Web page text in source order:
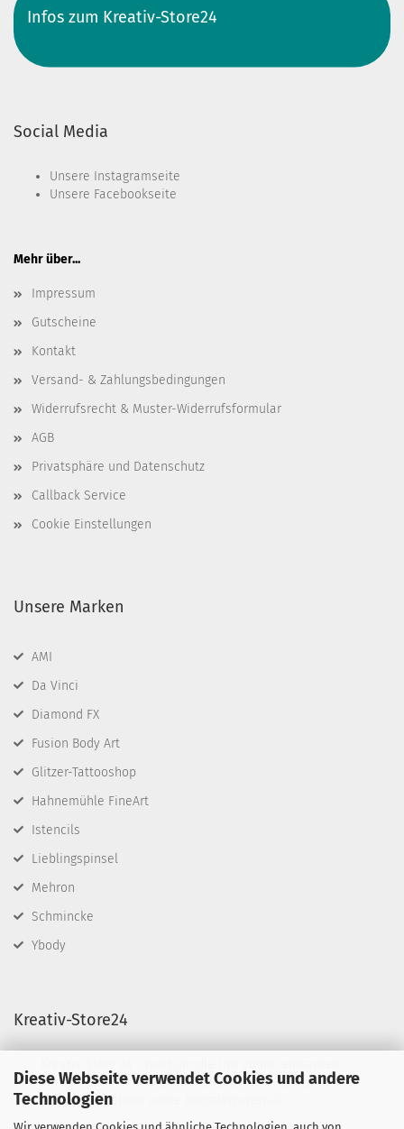
Diese Webseite verwendet Cookies und andere
Technologien
Wir verwenden Cookies und ähnliche Technologien, auch von
Infos zum Kreativ-Store24
Social Media
Unsere Instagramseite
Unsere Facebookseite
Mehr über...
Impressum
Gutscheine
Kontakt
Versand- & Zahlungsbedingungen
Widerrufsrecht & Muster-Widerrufsformular
AGB
Privatsphäre und Datenschutz
Callback Service
Cookie Einstellungen
Unsere Marken
AMI
Da Vinci
Diamond FX
Fusion Body Art
Glitzer-Tattooshop
Hahnemühle FineArt
Istencils
Lieblingspinsel
Mehron
Schmincke
Ybody
Kreativ-Store24
Wir führen Schminkfarben von Diamond FX, Fusion
BodyArt & Mehron sowie Künstlermaterial.